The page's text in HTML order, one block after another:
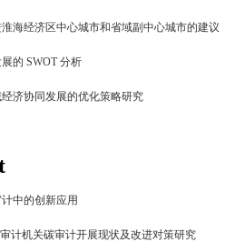
海经济区中心城市和省域副中心城市的建议
的 SWOT分析
济协同发展的优化策略研究
中的创新应用
计机关碳审计开展现状及改进对策研究